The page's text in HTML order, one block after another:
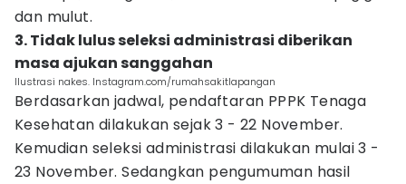
dan mulut.
3. Tidak lulus seleksi administrasi diberikan
masa ajukan sanggahan
Ilustrasi nakes. Instagram.com/rumahsakitlapangan
Berdasarkan jadwal, pendaftaran PPPK Tenaga
Kesehatan dilakukan sejak 3 - 22 November.
Kemudian seleksi administrasi dilakukan mulai 3 -
23 November. Sedangkan pengumuman hasil